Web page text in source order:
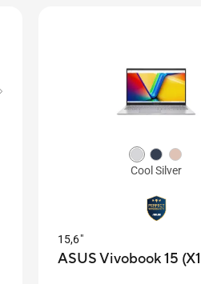
Cool Silver
15,6"
ASUS Vivobook 15